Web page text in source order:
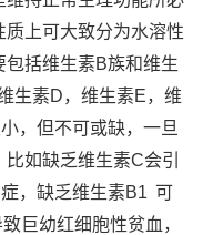
上可大致分为水溶性
括维生素B族和维生
生素D，维生素E，维
，但不可或缺，一旦
如缺乏维生素C会引
，缺乏维生素B1 可
巨幼红细胞性贫血，